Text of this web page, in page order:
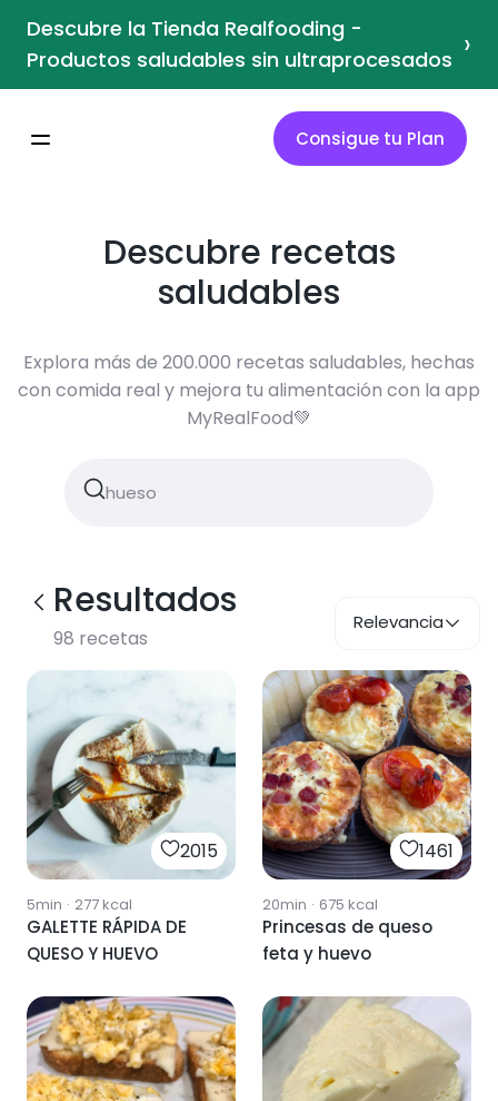
Descubre la Tienda Realfooding -
Productos saludables sin ultraprocesados ›
Consigue tu Plan
Descubre recetas
saludables
Explora más de 200.000 recetas saludables, hechas
con comida real y mejora tu alimentación con la app
MyRealFood💚
Resultados
98 recetas
Relevancia
2015
5min · 277kcal
GALETTE RÁPIDA DE
QUESO Y HUEVO
1461
20min · 675 kcal
Princesas de queso
feta y huevo